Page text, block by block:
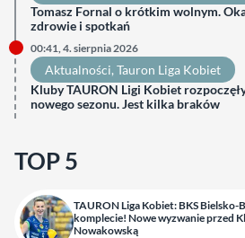
Tomasz Fornal o krótkim wolnym.
zdrowie i spotkań
00:41, 4. sierpnia 2026
Aktualności, Tauron Liga Kobiet
Kluby TAURON Ligi Kobiet
nowego sezonu. Jest kilka braków
TOP 5
TAURON Liga Kobiet: BKS Bielsko-
komplecie! Nowe wyzwanie przed
Nowakowską